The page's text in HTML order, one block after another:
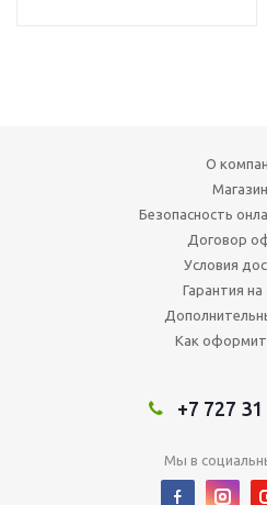
О
Безопасность
Договор
Условия
Гарантия на
Как
+7 727
Мы в